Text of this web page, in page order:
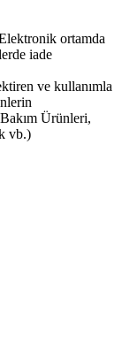
ortamda
iade
ve kullanımla
Ürünleri,
vb.)